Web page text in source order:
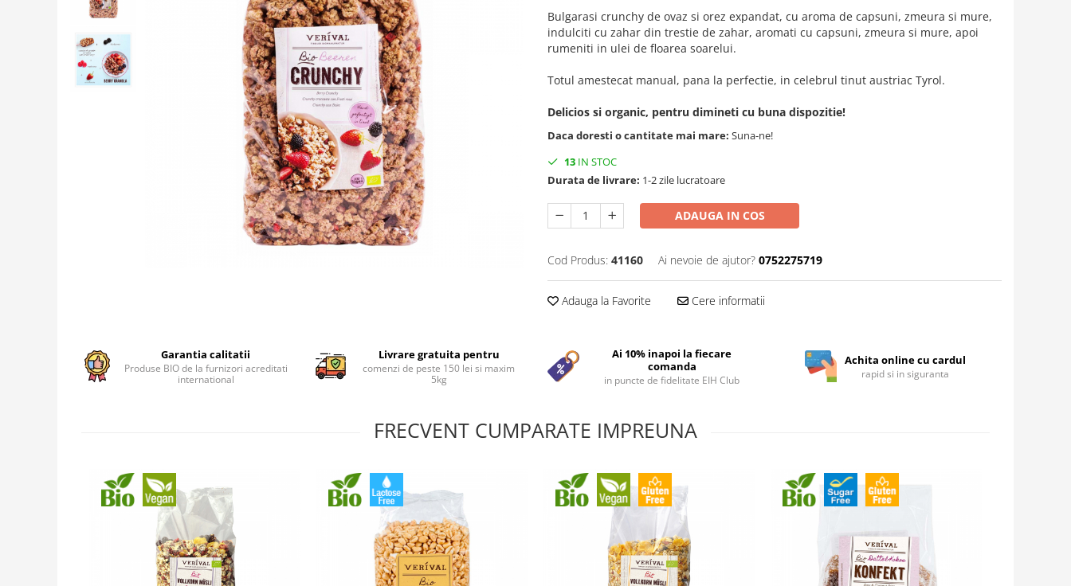
Ghimbir murat la borcan
Bulgarasi crunchy de ovaz si orez expandat, cu aroma de capsuni, zmeura si mure,
indulciti cu zahar din trestie de zahar, aromati cu capsuni, zmeura si mure, apoi
rumeniti in ulei de floarea soarelui.
Totul amestecat manual, pana la perfectie, in celebrul tinut austriac Tyrol.
Delicios si organic, pentru dimineti cu buna dispozitie!
Daca doresti o cantitate mai mare: Suna-ne!
13 IN STOC
Durata de livrare: 1-2 zile lucratoare
ADAUGA IN COS
Cod Produs: 41160 Ai nevoie de ajutor? 0752275719
Adauga la Favorite Cere informatii
Garantia calitatii
Produse BIO de la furnizori acreditati
international
Livrare gratuita pentru
comenzi de peste 150 lei si maxim
5kg
Ai 10% inapoi la fiecare
comanda
in puncte de fidelitate EIH Club
Achita online cu cardul
rapid si in siguranta
FRECVENT CUMPARATE IMPREUNA